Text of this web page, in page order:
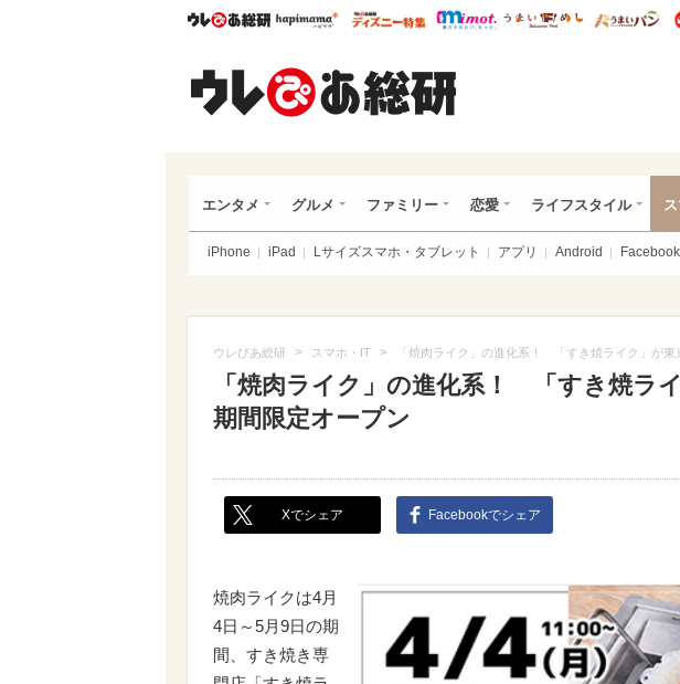
ウレぴあ総研ハピママ* ウレぴあ総研 ディズニー特集
mimot. うまいめし
エンタメ グルメ ファミリー 恋愛 ライフスタイル
iPhone iPad Lサイズスマホ・タブレット アプリ Android Facebook
ウレぴあ総研 > スマホ・IT > 「焼肉ライク」の進化系！ 「すき焼ライク」が東
「焼肉ライク」の進化系！ 「すき焼ラ
期間限定オープン
Xでシェア Facebookでシェア
焼肉ライクは4月
4日～5月9日の期
間、すき焼き専